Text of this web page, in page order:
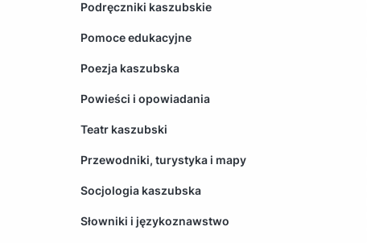
Podręczniki kaszubskie
Pomoce edukacyjne
Poezja kaszubska
Powieści i opowiadania
Teatr kaszubski
Przewodniki, turystyka i mapy
Socjologia kaszubska
Słowniki i językoznawstwo